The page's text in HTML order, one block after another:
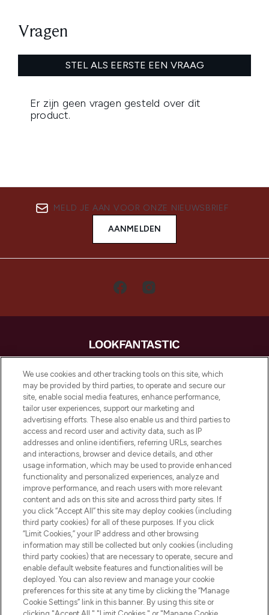
MELD JE AAN VOOR ONZE NIEUWSBRIEF
AANMELDEN
LOOKFANTASTIC is de ultieme online
beautybestemming van Europa, met de
beste huidverzorging, haarproducten en
make-up van meer dan 200 topmerken.
Shop online of via de app, met gratis
verzending vanaf €40.
Cookie-toestemming
Do Not Sell or Share My Personal
Information
HELP & INFORMATIE
BEDRIJFSINFORMATIE
OVER LOOKFANTASTIC
We use cookies and other tracking tools on this site, which
may be provided by third parties, to operate and secure our
site, enable social media features, enhance performance,
tailor user experiences, support our marketing and
advertising efforts. These also enable us and third parties to
access and record user and activity data, such as IP
addresses and online identifiers, referring URLs, searches
and interactions, browser and device details, and other
usage information, which may be used to provide enhanced
functionality and personalized experiences, analyze and
improve performance, and reach users with more relevant
content and ads on this site and across third party sites. If
you click “Accept All” this site may deploy cookies (including
third party cookies) for all of these purposes. If you click
“Limit Cookies,” your IP address and other browsing
information may still be collected but only cookies (including
third party cookies) that are necessary to operate, secure and
enable default website features and functionalities will be
deployed. You can also review and manage your cookie
preferences for this site at any time by clicking the “Manage
Cookie Settings” link in this banner. By using this site or